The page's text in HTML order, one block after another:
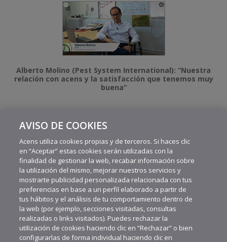
Alberto Molino (Pest System International): “Nuestra
relación con acens y la satisfacción que tenemos muy
buena”
MÁS VIDEOS RECIENTES
AVISO DE COOKIES
Acens utiliza cookies propias y de terceros. Si haces clic
en “Aceptar” estas cookies serán utilizadas con la
finalidad de gestionar la web, recabar información sobre
la utilización del mismo, mejorar nuestros servicios y
mostrarte publicidad personalizada relacionada con tus
preferencias en base a un perfil elaborado a partir de
tus hábitos y el análisis de tu comportamiento dentro de
la web (por ejemplo, secciones visitadas, consultas
realizadas o links visitados). Puedes rechazar la
utilización de cookies haciendo clic en “Rechazar” o bien
configurarlas de forma individual haciendo clic en